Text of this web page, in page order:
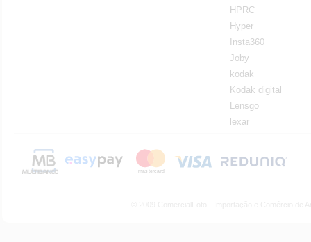
HPRC
Hyper
Insta360
Joby
kodak
Kodak digital
Lensgo
lexar